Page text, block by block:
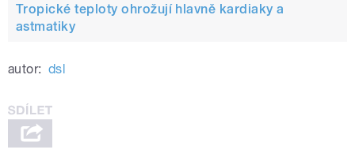
Tropické teploty ohrožují hlavně kardiaky a
astmatiky
autor: dsl